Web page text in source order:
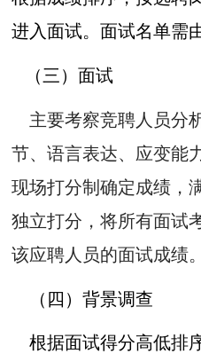
进入面试。面试名单需
（三）面试
主要考察竞聘人员分
节、语言表达、应变能
现场打分制确定成绩，
独立打分，将所有面试
该应聘人员的面试成绩。
（四）背景调查
根据面试得分高低排